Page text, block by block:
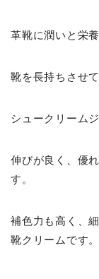
革靴に潤いと栄
靴を長持ちさせ
シュークリーム
伸びが良く、優
す。
補色力も高く、
靴クリームです。